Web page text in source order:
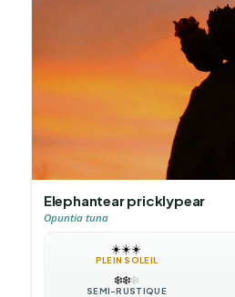
Elephantear pricklypear
Opuntia tuna
☀️☀️☀️
PLEIN SOLEIL
❄️❄️❄️
SEMI-RUSTIQUE